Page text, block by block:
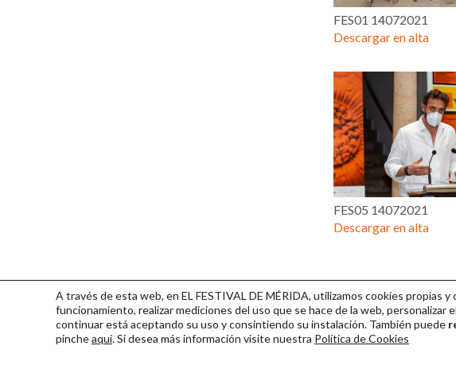
FES01 14072021
Descargar en alta
FES05 14072021
Descargar en alta
A través de esta web, en EL FESTIVAL DE MÉRIDA, utilizamos cookies propias
funcionamiento, realizar mediciones del uso que se hace de la web,
continuarestá aceptando su uso y consintiendo su instalación. También puede
pincheaquí. Si desea más información visite nuestra Política de Cookies